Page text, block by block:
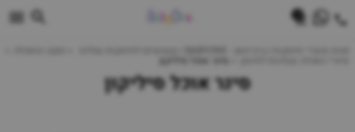
סינר אוכל סיליקון